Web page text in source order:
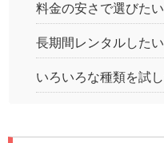
料金の安さで選びたい
長期間レンタルしたい
いろいろな種類を試